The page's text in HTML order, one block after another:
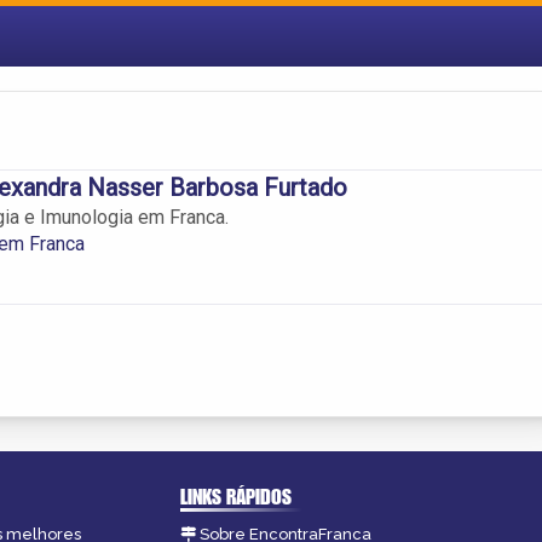
Nasser Barbosa Furtado
e Imunologia em Franca.
Franca
melhores
LINKS RÁPIDOS
Sobre EncontraFranca